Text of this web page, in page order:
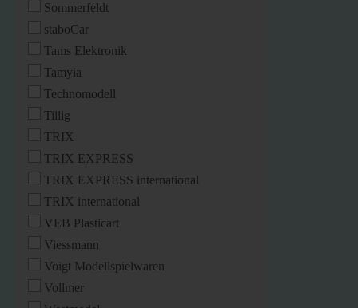
Sommerfeldt
staboCar
Tams Elektronik
Tamyia
Technomodell
Tillig
TRIX
TRIX EXPRESS
TRIX EXPRESS international
TRIX international
VEB Plasticart
Viessmann
Voigt Modellspielwaren
Vollmer